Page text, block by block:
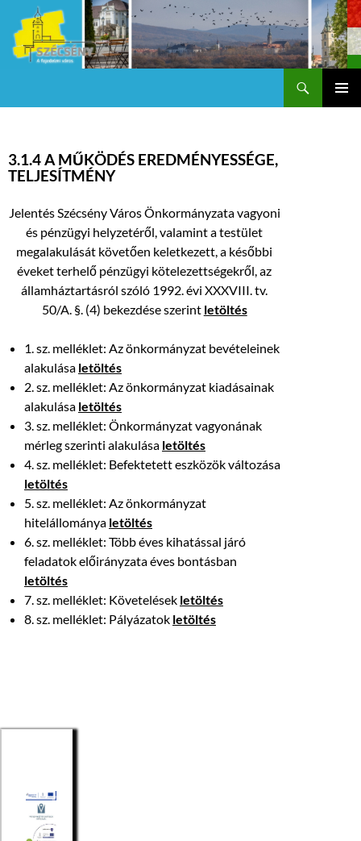
3.1.4 A MŰKÖDÉS EREDMÉNYESSÉGE,
TELJESÍTMÉNY
Jelentés Szécsény Város Önkormányzata vagyoni
és pénzügyi helyzetéről, valamint a testület
megalakulását követően keletkezett, a későbbi
éveket terhelő pénzügyi kötelezettségekről, az
államháztartásról szóló 1992. évi XXXVIII. tv.
50/A. §. (4) bekezdése szerint letöltés
1. sz. melléklet: Az önkormányzat bevételeinek
alakulása letöltés
2. sz. melléklet: Az önkormányzat kiadásainak
alakulása letöltés
3. sz. melléklet: Önkormányzat vagyonának
mérleg szerinti alakulása letöltés
4. sz. melléklet: Befektetett eszközök változása
letöltés
5. sz. melléklet: Az önkormányzat
hitelállománya letöltés
6. sz. melléklet: Több éves kihatással járó
feladatok előirányzata éves bontásban
letöltés
7. sz. melléklet: Követelések letöltés
8. sz. melléklet: Pályázatok letöltés